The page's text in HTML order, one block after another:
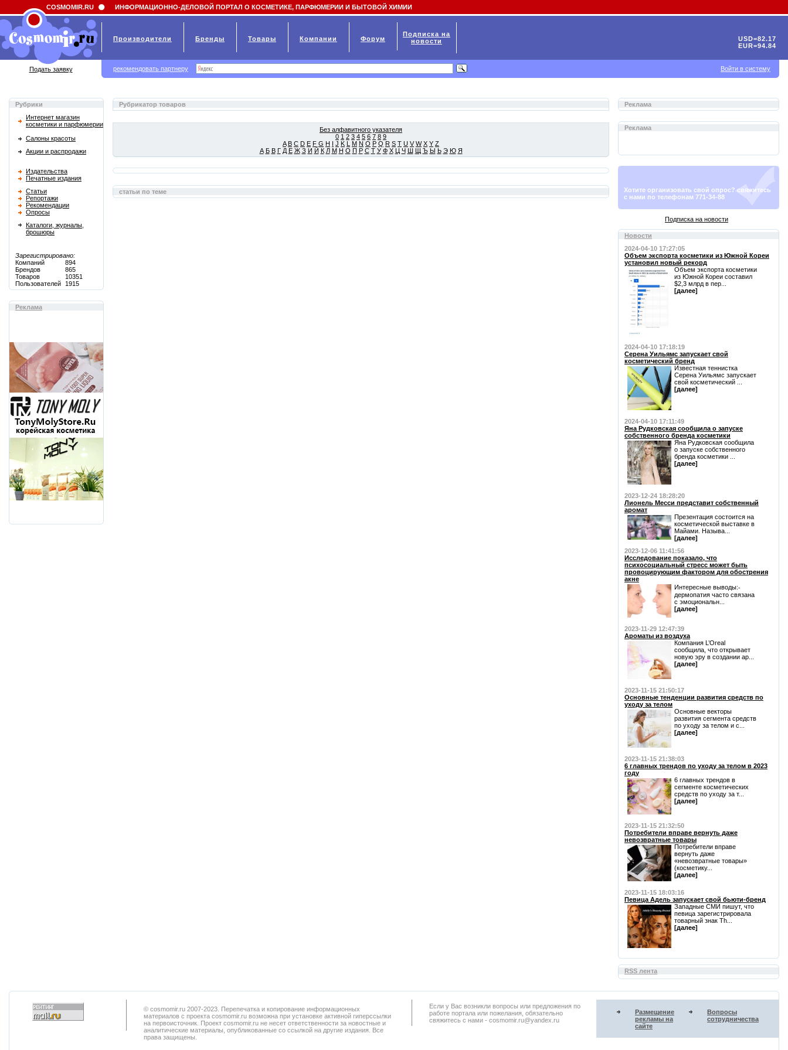
Field 'news_title' doesn't have a default value
Рубрики
Интернет магазин
косметики и парфюмерии
Салоны красоты
Акции и распродажи
Издательства
Печатные издания
Статьи
Репортажи
Рекомендации
Опросы
Каталоги, журналы,
брошюры
Зарегистрировано:
Компаний
894
Брендов
865
Товаров
10351
Пользователей
1915
Реклама
Рубрикатор товаров
Без алфавитного указателя
0 1 2 3 4 5 6 7 8 9
A B C D E F G H I J K L M N O P Q R S T U V W X Y Z
А Б В Г Д Е Ж З И Й К Л М Н О П Р С Т У Ф Х Ц Ч Ш Щ Ъ Ы Ь Э Ю Я
статьи по теме
Реклама
Реклама
Хотите организовать свой опрос? свяжитесь
с нами по телефонам 771-34-88
Подписка на новости
Новости
2024-04-10 17:27:05
Объем экспорта косметики из Южной Кореи
установил новый рекорд
Объем экспорта косметики
из Южной Кореи составил
$2,3 млрд в пер...
[далее]
2024-04-10 17:18:19
Серена Уильямс запускает свой
косметический бренд
Известная теннистка
Серена Уильямс запускает
свой косметический ...
[далее]
2024-04-10 17:11:49
Яна Рудковская сообщила о запуске
собственного бренда косметики
Яна Рудковская сообщила
о запуске собственного
бренда косметики ...
[далее]
2023-12-24 18:28:20
Лионель Месси представит собственный
аромат
Презентация состоится на
косметической выставке в
Майами. Называ...
[далее]
2023-12-06 11:41:56
Исследование показало, что
психосоциальный стресс может быть
провоцирующим фактором для обострения
акне
Интересные выводы:⁃
дермопатия часто связана
с эмоциональн...
[далее]
2023-11-29 12:47:39
Ароматы из воздуха
Компания L’Oreal
сообщила, что открывает
новую эру в создании ар...
[далее]
2023-11-15 21:50:17
Основные тенденции развития средств по
уходу за телом
Основные векторы
развития сегмента средств
по уходу за телом и с...
[далее]
2023-11-15 21:38:03
6 главных трендов по уходу за телом в 2023
году
6 главных трендов в
сегменте косметических
средств по уходу за т...
[далее]
2023-11-15 21:32:50
Потребители вправе вернуть даже
невозвратные товары
Потребители вправе
вернуть даже
«невозвратные товары»
(косметику...
[далее]
2023-11-15 18:03:16
Певица Адель запускает свой бьюти-бренд
Западные СМИ пишут, что
певица зарегистрировала
товарный знак Th...
[далее]
RSS лента
© cosmomir.ru 2007-2023. Перепечатка и копирование информационных
материалов с проекта cosmomir.ru возможна при установке активной гиперссылки
на первоисточник. Проект cosmomir.ru не несет ответственности за новостные и
аналитические материалы, опубликованные со ссылкой на другие издания. Все
права защищены.
Если у Вас возникли вопросы или предложения по
работe портала или пожелания, обязательно
свяжитесь с нами - cosmomir.ru@yandex.ru
Размещение
рекламы на
сайте
Вопросы
сотрудничества
COSMOMIR.RU ИНФОРМАЦИОННО-ДЕЛОВОЙ ПОРТАЛ О КОСМЕТИКЕ, ПАРФЮМЕРИИ И БЫТОВОЙ ХИМИИ
Производители Бренды Товары Компании Форум
Подписка на
новости
USD=82.17
EUR=94.84
Подать заявку рекомендовать партнеру Войти в систему